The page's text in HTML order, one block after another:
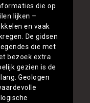
die op
lijken –
en vaak
De gidsen
die met
bezoek extra
gezien is de
Geologen